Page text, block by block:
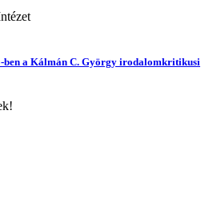
ben a Kálmán C. György irodalomkritikusi